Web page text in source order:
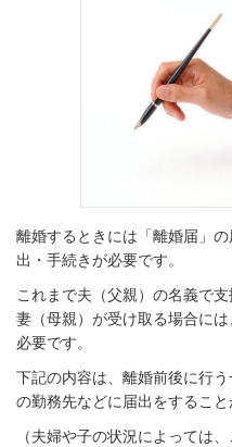
離婚するときには「離婚届」
出・手続きが必要です。
これまで夫（父親）の名義で
妻（母親）が受け取る場合に
必要です。
下記の内容は、離婚前後に行
の勤務先などに届出をすること
（夫婦や子の状況によっては